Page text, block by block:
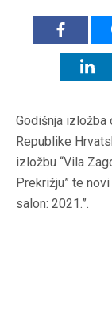
Godišnja izložba
Republike
izložbu “Vila
Prekrižju” te
salon: 2021.”.